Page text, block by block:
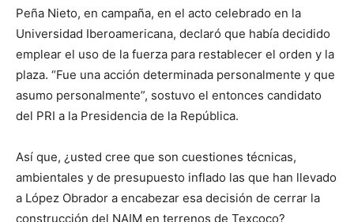
Peña Nieto, en campaña, en el acto celebrado en la
Universidad Iberoamericana, declaró que había decidido
emplear el uso de la fuerza para restablecer el orden y la
plaza. “Fue una acción determinada personalmente y que
asumo personalmente”, sostuvo el entonces candidato
del PRI a la Presidencia de la República.
Así que, ¿usted cree que son cuestiones técnicas,
ambientales y de presupuesto inflado las que han llevado
a López Obrador a encabezar esa decisión de cerrar la
construcción del NAIM en terrenos de Texcoco?